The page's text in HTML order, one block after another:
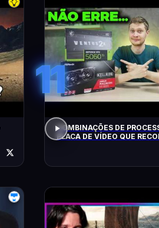
11
COMBINAÇÕES DE
PLACA DE VÍDEO QUE